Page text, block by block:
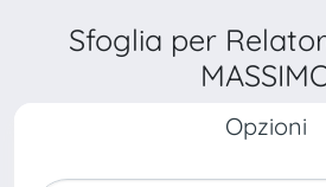
Sfoglia per
Opzioni